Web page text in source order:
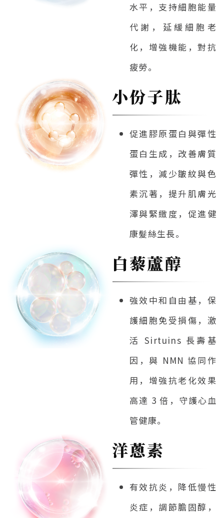
水平，支持細胞能量
代謝，延緩細胞老
化，增強機能，對抗
疲勞。
小份子肽
促進膠原蛋白與彈性
蛋白生成，改善膚質
彈性，減少皺紋與色
素沉著，提升肌膚光
澤與緊緻度，促進健
康髮絲生長。
白藜蘆醇
強效中和自由基，保
護細胞免受損傷，激
活 Sirtuins 長壽基
因，與 NMN 協同作
用，增強抗老化效果
高達 3 倍，守護心血
管健康。
洋蔥素
有效抗炎，降低慢性
炎症，調節膽固醇，